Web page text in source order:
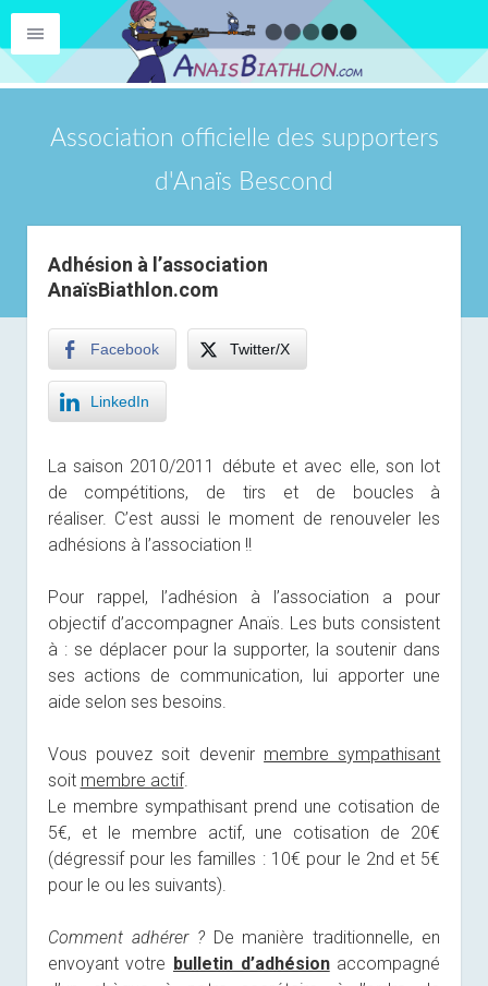
Association officielle des supporters
d'Anaïs Bescond
Adhésion à l’association
AnaïsBiathlon.com
Facebook Twitter/X
LinkedIn
La saison 2010/2011 débute et avec elle, son lot
de compétitions, de tirs et de boucles à
réaliser. C’est aussi le moment de renouveler les
adhésions à l’association !!
Pour rappel, l’adhésion à l’association a pour
objectif d’accompagner Anaïs. Les buts consistent
à : se déplacer pour la supporter, la soutenir dans
ses actions de communication, lui apporter une
aide selon ses besoins.
Vous pouvez soit devenir membre sympathisant
soit membre actif.
Le membre sympathisant prend une cotisation de
5€, et le membre actif, une cotisation de 20€
(dégressif pour les familles : 10€ pour le 2nd et 5€
pour le ou les suivants).
Comment adhérer ?De manière traditionnelle, en
envoyant votre bulletin d’adhésionaccompagné